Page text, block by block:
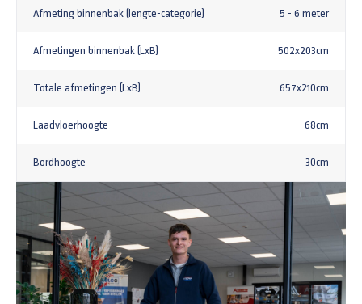
Afmeting binnenbak (lengte-categorie) 5 - 6 meter
Afmetingen binnenbak (LxB) 502x203cm
Totale afmetingen (LxB) 657x210cm
Laadvloerhoogte 68cm
Bordhoogte 30cm